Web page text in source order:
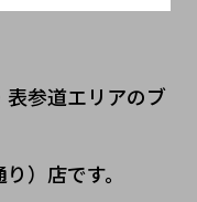
参道エリアのブ
）店です。